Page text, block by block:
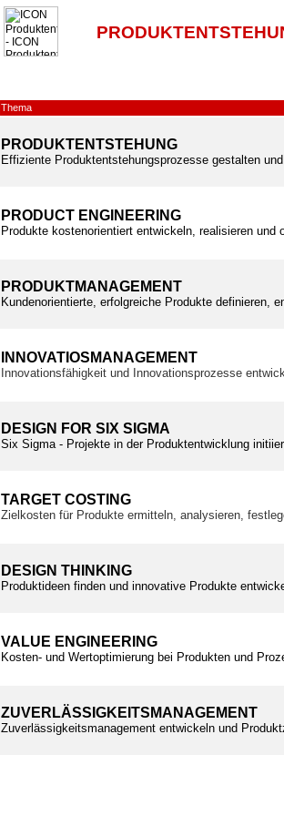
Thema
PRODUKTENTSTEHUNG
Effiziente Produktentstehungsprozesse gestalten
PRODUCT ENGINEERING
Produkte kostenorientiert entwickeln, realisieren und
PRODUKTMANAGEMENT
Kundenorientierte, erfolgreiche Produkte definieren,
INNOVATIOSMANAGEMENT
Innovationsfähigkeit und Innovationsprozesse
DESIGN FOR SIX SIGMA
Six Sigma - Projekte in der Produktentwicklung
TARGET COSTING
Zielkosten für Produkte ermitteln, analysieren,
DESIGN THINKING
Produktideen finden und innovative Produkte
VALUE ENGINEERING
Kosten- und Wertoptimierung bei Produkten und
ZUVERLÄSSIGKEITSMANAGEMENT
Zuverlässigkeitsmanagement entwickeln und